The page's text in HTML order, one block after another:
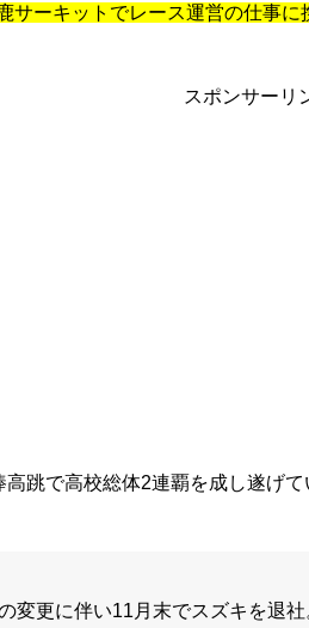
サーキットでレース運営の仕事
スポンサーリ
高跳で高校総体2連覇を成し遂げ
変更に伴い11月末でスズキを退